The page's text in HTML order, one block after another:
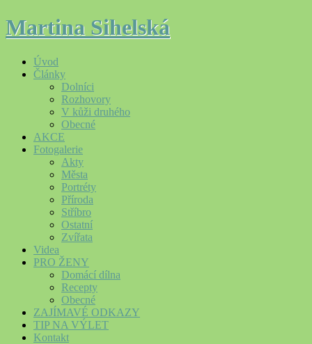
Martina Sihelská
Úvod
Články
Dolníci
Rozhovory
V kůži druhého
Obecné
AKCE
Fotogalerie
Akty
Města
Portréty
Příroda
Stříbro
Ostatní
Zvířata
Videa
PRO ŽENY
Domácí dílna
Recepty
Obecné
ZAJÍMAVÉ ODKAZY
TIP NA VÝLET
Kontakt